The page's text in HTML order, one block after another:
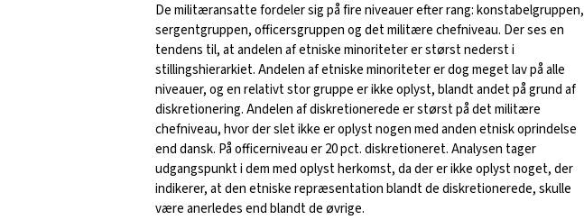
De militæransatte fordeler sig på fire niveauer efter rang: konstabelgruppen,
sergentgruppen, officersgruppen og det militære chefniveau. Der ses en
tendens til, at andelen af etniske minoriteter er størst nederst i
stillingshierarkiet. Andelen af etniske minoriteter er dog meget lav på alle
niveauer, og en relativt stor gruppe er ikke oplyst, blandt andet på grund af
diskretionering. Andelen af diskretionerede er størst på det militære
chefniveau, hvor der slet ikke er oplyst nogen med anden etnisk oprindelse
end dansk. På officerniveau er 20 pct. diskretioneret. Analysen tager
udgangspunkt i dem med oplyst herkomst, da der er ikke oplyst noget, der
indikerer, at den etniske repræsentation blandt de diskretionerede, skulle
være anerledes end blandt de øvrige.